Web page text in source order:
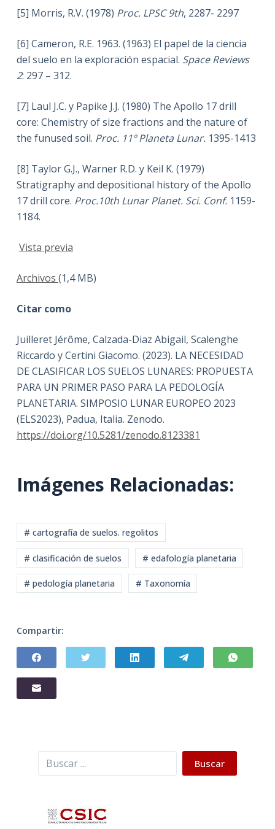
[5] Morris, R.V. (1978) Proc. LPSC 9th, 2287- 2297
[6] Cameron, R.E. 1963. (1963) El papel de la ciencia
del suelo en la exploración espacial. Space Reviews
2: 297 – 312.
[7] Laul J.C. y Papike J.J. (1980) The Apollo 17 drill
core: Chemistry of size fractions and the nature of
the funused soil. Proc. 11º Planeta Lunar.1395-1413
[8] Taylor G.J., Warner R.D. y Keil K. (1979)
Stratigraphy and depositional history of the Apollo
17 drill core. Proc.10th Lunar Planet. Sci. Conf.1159-
1184.
Vista previa
Archivos (1,4 MB)
Citar como
Juilleret Jérôme, Calzada-Diaz Abigail, Scalenghe
Riccardo y Certini Giacomo. (2023). LA NECESIDAD
DE CLASIFICAR LOS SUELOS LUNARES: PROPUESTA
PARA UN PRIMER PASO PARA LA PEDOLOGÍA
PLANETARIA. SIMPOSIO LUNAR EUROPEO 2023
(ELS2023), Padua, Italia. Zenodo.
https://doi.org/10.5281/zenodo.8123381
Imágenes Relacionadas:
# cartografía de suelos. regolitos
# clasificación de suelos # edafología planetaria
# pedología planetaria # Taxonomía
Compartir:
Buscar Buscar